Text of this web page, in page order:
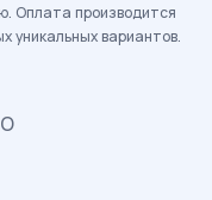
Оплата производится
уникальных вариантов.